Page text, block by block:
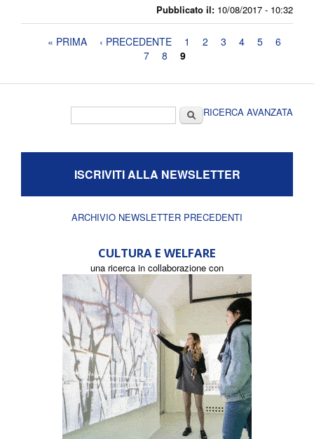
Pubblicato il: 10/08/2017 - 10:32
Pagine« PRIMA ‹ PRECEDENTE 1 2 3 4 5
6
7
8 9
CercaRICERCA AVANZATA
ISCRIVITI ALLA NEWSLETTER
ARCHIVIO NEWSLETTER PRECEDENTI
CULTURA E WELFARE
una ricerca in collaborazione con